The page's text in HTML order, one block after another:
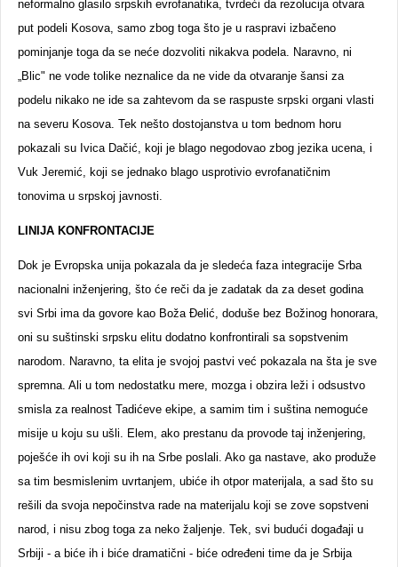
neformalno glasilo srpskih evrofanatika, tvrdeći da rezolucija otvara
put podeli Kosova, samo zbog toga što je u raspravi izbačeno
pominjanje toga da se neće dozvoliti nikakva podela. Naravno, ni
„Blic" ne vode tolike neznalice da ne vide da otvaranje šansi za
podelu nikako ne ide sa zahtevom da se raspuste srpski organi vlasti
na severu Kosova. Tek nešto dostojanstva u tom bednom horu
pokazali su Ivica Dačić, koji je blago negodovao zbog jezika ucena, i
Vuk Jeremić, koji se jednako blago usprotivio evrofanatičnim
tonovima u srpskoj javnosti.
LINIJA KONFRONTACIJE
Dok je Evropska unija pokazala da je sledeća faza integracije Srba
nacionalni inženjering, što će reči da je zadatak da za deset godina
svi Srbi ima da govore kao Boža Đelić, doduše bez Božinog honorara,
oni su suštinski srpsku elitu dodatno konfrontirali sa sopstvenim
narodom. Naravno, ta elita je svojoj pastvi već pokazala na šta je sve
spremna. Ali u tom nedostatku mere, mozga i obzira leži i odsustvo
smisla za realnost Tadićeve ekipe, a samim tim i suština nemoguće
misije u koju su ušli. Elem, ako prestanu da provode taj inženjering,
poješće ih ovi koji su ih na Srbe poslali. Ako ga nastave, ako produže
sa tim besmislenim uvrtanjem, ubiće ih otpor materijala, a sad što su
rešili da svoja nepočinstva rade na materijalu koji se zove sopstveni
narod, i nisu zbog toga za neko žaljenje. Tek, svi budući događaji u
Srbiji - a biće ih i biće dramatični - biće određeni time da je Srbija